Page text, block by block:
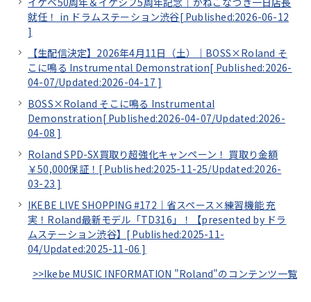
就任！ in ドラムステーション渋谷[ Published:2026-06-12
]
【生配信決定】2026年4月11日（土）｜BOSS×Roland そ
こに鳴る Instrumental Demonstration[ Published:2026-
04-07/Updated:2026-04-17 ]
BOSS×Roland そこに鳴る Instrumental
Demonstration[ Published:2026-04-07/Updated:2026-
04-08 ]
Roland SPD-SX買取り超強化キャンペーン！ 買取り金額
￥50,000保証！[ Published:2025-11-25/Updated:2026-
03-23 ]
IKEBE LIVE SHOPPING #172｜省スペース×練習機能 充
実！Roland最新モデル「TD316」！【presented by ドラ
ムステーション渋谷】[ Published:2025-11-
04/Updated:2025-11-06 ]
>>Ikebe MUSIC INFORMATION "Roland"のコンテンツ一覧